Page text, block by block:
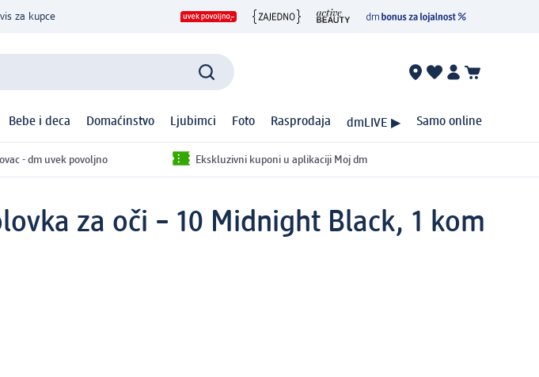
za kupce
Bebe i deca Domaćinstvo Ljubimci Foto Rasprodaja dmLIVE ▶ Samo online
- dm uvek povoljno Ekskluzivni kuponi u aplikaciji Moj dm
za oči – 10 Midnight Black, 1 kom